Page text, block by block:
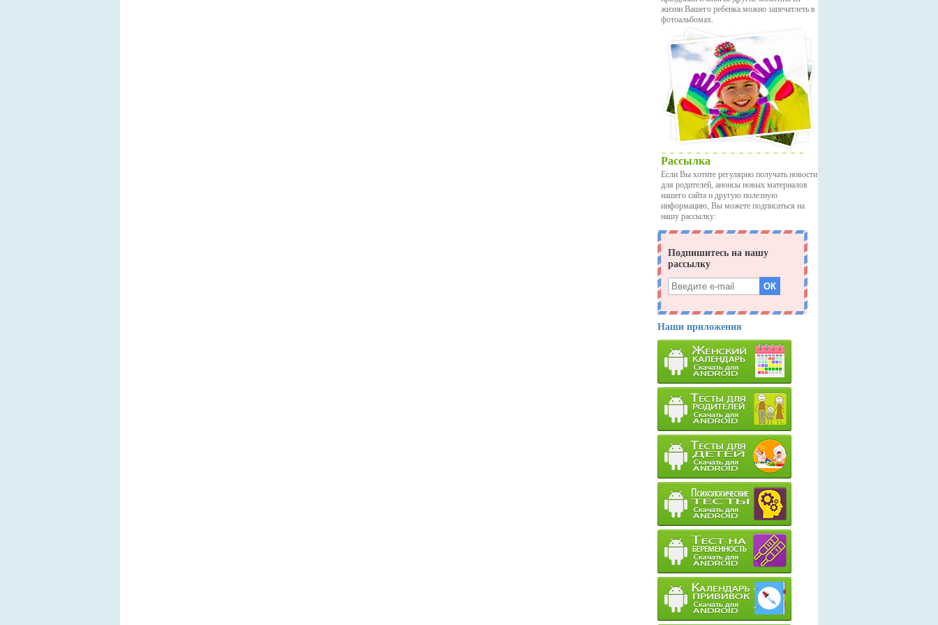
жизни Вашего ребенка можно запечатлеть в
фотоальбомах.
Рассылка
Если Вы хотите регулярно получать новости
для родителей, анонсы новых материалов
нашего сайта и другую полезную
информацию, Вы можете подписаться на
нашу рассылку:
Наши приложения